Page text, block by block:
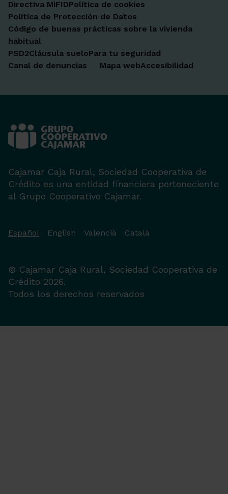
Directiva MiFIDPolítica de cookies
Política de Protección de Datos
Código de buenas prácticas sobre la vivienda
habitual
PSD2Cláusula sueloPara tu seguridad
Canal de denuncias
Mapa webAccesibilidad
Cajamar Caja Rural, Sociedad Cooperativa de
Crédito es una entidad financiera perteneciente
al Grupo Cooperativo Cajamar.
Español English Valencià Català
© Cajamar Caja Rural, Sociedad Cooperativa de
Crédito 2026.
Todos los derechos reservados